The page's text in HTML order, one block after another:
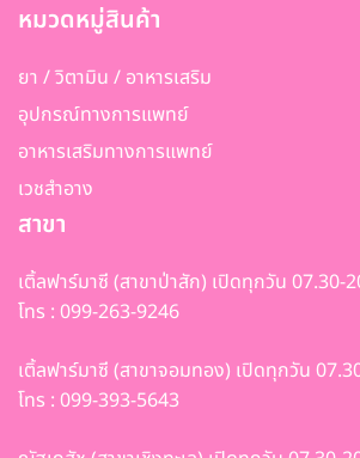
หมวดหมู่สินค้า
ยา / วิตามิน / อาหารเสริม
อุปกรณ์ทางการแพทย์
อาหารเสริมทางการแพทย์
เวชสำอาง
สาขา
เติ้ลฟาร์มาซี (สาขาป่าสัก) เปิดทุกวัน 07.30-
โทร : 099-263-9246
เติ้ลฟาร์มาซี (สาขาจอมทอง) เปิดทุกวัน
โทร : 099-393-5643